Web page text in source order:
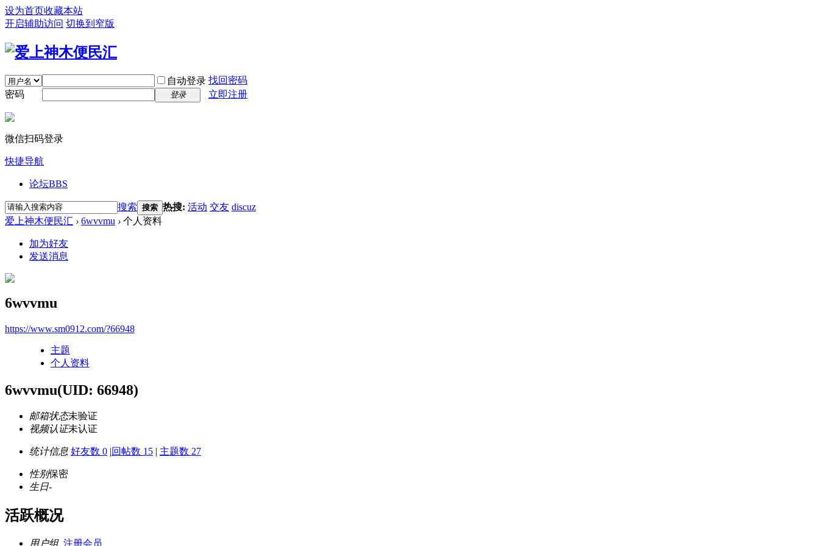
设为首页收藏本站
开启辅助访问 切换到窄版
自动登录 找回密码
密码
登录 立即注册
微信扫码登录
快捷导航
论坛BBS
搜索 搜索 热搜: 活动 交友 discuz
爱上神木便民汇 › 6wvvmu › 个人资料
加为好友
发送消息
6wvvmu
https://www.sm0912.com/?66948
主题
个人资料
6wvvmu(UID: 66948)
邮箱状态未验证
视频认证未认证
统计信息 好友数 0 |回帖数 15 | 主题数 27
性别保密
生日-
活跃概况
用户组 注册会员